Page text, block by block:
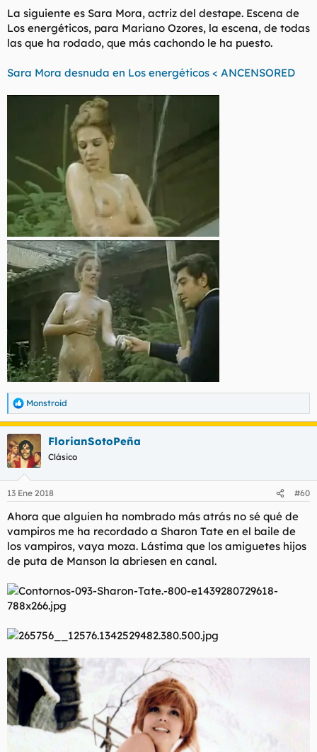
La siguiente es Sara Mora, actriz del destape. Escena de
Los energéticos, para Mariano Ozores, la escena, de todas
las que ha rodado, que más cachondo le ha puesto.
Sara Mora desnuda en Los energéticos < ANCENSORED
R
e
a
c
c
i
e
:
Monstroid
FlorianSotoPeña
Clásico
13 Ene 2018 #60
Ahora que alguien ha nombrado más atrás no sé qué de
vampiros me ha recordado a Sharon Tate en el baile de
los vampiros, vaya moza. Lástima que los amiguetes hijos
de puta de Manson la abriesen en canal.